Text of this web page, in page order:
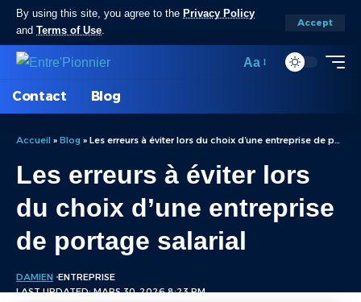
By using this site, you agree to the Privacy Policy
and Terms of Use.
Accept
Aa
Contact Blog
Accueil » Blog » Les erreurs à éviter lors du choix d’une entreprise de portage salarial
Les erreurs à éviter lors
du choix d’une entreprise
de portage salarial
LAST UPDATED: MARS 30, 2026 8:23 PM
DAMIEN ENTREPRISE